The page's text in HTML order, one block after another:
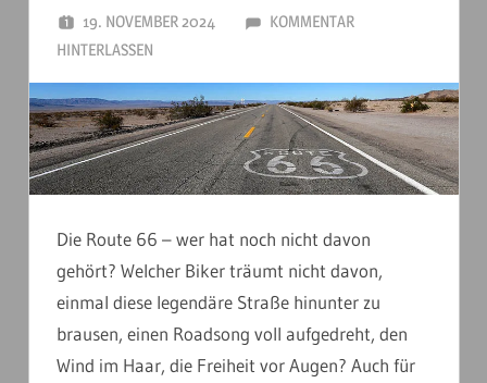
19. NOVEMBER 2024 ANDERSTOUREN
KOMMENTAR
HINTERLASSEN
Die Route 66 – wer hat noch nicht davon
gehört? Welcher Biker träumt nicht davon,
einmal diese legendäre Straße hinunter zu
brausen, einen Roadsong voll aufgedreht, den
Wind im Haar, die Freiheit vor Augen? Auch für